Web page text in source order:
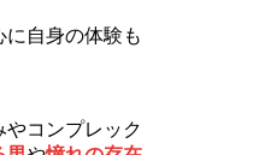
に自身の体験も
やコンプレック